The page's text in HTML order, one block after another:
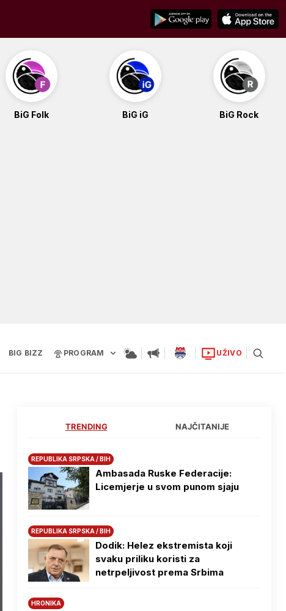
BiG Folk BiG iG BiG Rock
BIG BIZZ PROGRAM UŽIVO
TRENDING NAJČITANIJE
REPUBLIKA SRPSKA / BIH
Ambasada Ruske Federacije:
Licemjerje u svom punom sjaju
REPUBLIKA SRPSKA / BIH
Dodik: Helez ekstremista koji
svaku priliku koristi za
netrpeljivost prema Srbima
HRONIKA